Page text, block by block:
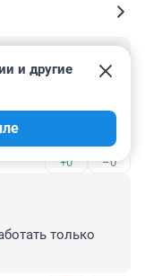
что столько
пил жил значит
+0 –0
и другие
только